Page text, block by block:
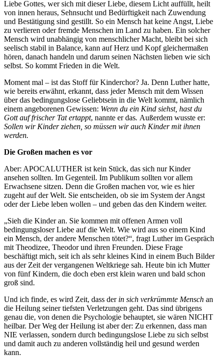
Liebe Gottes, wer sich mit dieser Liebe, diesem Licht auffüllt, heilt
von innen heraus, Sehnsucht und Bedürftigkeit nach Zuwendung
und Bestätigung sind gestillt. So ein Mensch hat keine Angst, Liebe
zu verlieren oder fremde Menschen im Land zu haben. Ein solcher
Mensch wird unabhängig von menschlicher Macht, bleibt bei sich
seelisch stabil in Balance, kann auf Herz und Kopf gleichermaßen
hören, danach handeln und darum seinen Nächsten lieben wie sich
selbst. So kommt Frieden in die Welt.
Moment mal – ist das Stoff für Kinderchor? Ja. Denn Luther hatte,
wie bereits erwähnt, erkannt, dass jeder Mensch mit dem Wissen
über das bedingungslose Geliebtsein in die Welt kommt, nämlich
einem angeborenen Gewissen: Wenn du ein Kind siehst, hast du
Gott auf frischer Tat ertappt, nannte er das. Außerdem wusste er:
Sollen wir Kinder ziehen, so müssen wir auch Kinder mit ihnen
werden.
Die Großen machen es vor
Aber: APOCALUTHER ist kein Stück, das sich nur Kinder
ansehen sollten. Im Gegenteil. Im Publikum sollten vor allem
Erwachsene sitzen. Denn die Großen machen vor, wie es hier
zugeht auf der Welt. Sie entscheiden, ob sie im System der Angst
oder der Liebe leben wollen – und geben das den Kindern weiter.
„Sieh die Kinder an. Sie kommen mit offenen Armen voll
bedingungsloser Liebe auf die Welt. Wie wird aus so einem Kind
ein Mensch, der andere Menschen tötet?“, fragt Luther im Gespräch
mit Theodizee, Theodor und ihren Freunden. Diese Frage
beschäftigt mich, seit ich als sehr kleines Kind in einem Buch Bilder
aus der Zeit der vergangenen Weltkriege sah. Heute bin ich Mutter
von fünf Kindern, die doch eben erst klein waren und bald schon
groß sind.
Und ich finde, es wird Zeit, dass der in sich verkrümmte Mensch an
die Heilung seiner tiefsten Verletzungen geht. Das sind übrigens
genau die, von denen die Psychologie behauptet, sie wären NICHT
heilbar. Der Weg der Heilung ist aber der: Zu erkennen, dass man
NIE verlassen, sondern durch bedingungslose Liebe zu sich selbst
und damit auch zu anderen vollständig heil und gesund werden
kann.